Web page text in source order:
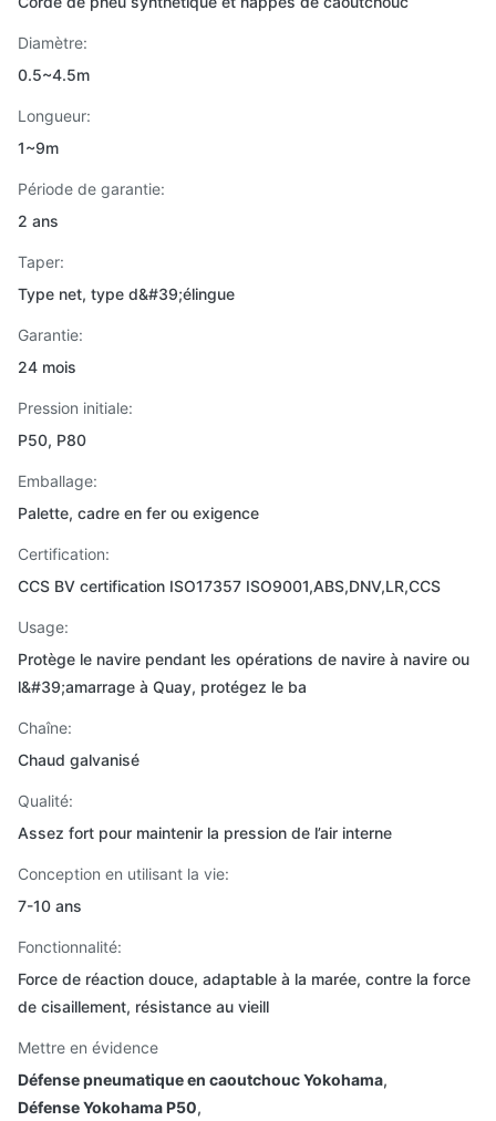
Diamètre:
0.5~4.5m
Longueur:
1~9m
Période de garantie:
2 ans
Taper:
Type net, type d&#39;élingue
Garantie:
24 mois
Pression initiale:
P50, P80
Emballage:
Palette, cadre en fer ou exigence
Certification:
CCS BV certification ISO17357 ISO9001,ABS,DNV,LR,CCS
Usage:
Protège le navire pendant les opérations de navire à navire ou
l&#39;amarrage à Quay, protégez le ba
Chaîne:
Chaud galvanisé
Qualité:
Assez fort pour maintenir la pression de l’air interne
Conception en utilisant la vie:
7-10 ans
Fonctionnalité:
Force de réaction douce, adaptable à la marée, contre la force
de cisaillement, résistance au vieill
Mettre en évidence
Défense pneumatique en caoutchouc Yokohama,
Défense Yokohama P50,